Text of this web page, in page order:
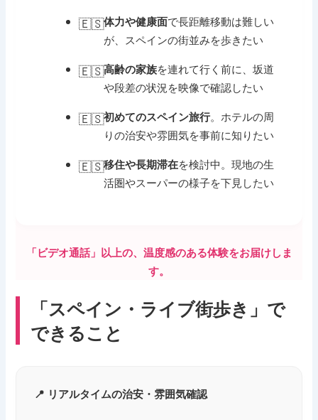
体力や健康面で長距離移動は難しい
が、スペインの街並みを歩きたい
高齢の家族を連れて行く前に、坂道
や段差の状況を映像で確認したい
初めてのスペイン旅行。ホテルの周
りの治安や雰囲気を事前に知りたい
移住や長期滞在を検討中。現地の生
活圏やスーパーの様子を下見したい
「ビデオ通話」以上の、温度感のある体験をお届けしま
す。
「スペイン・ライブ街歩き」で
できること
📍 リアルタイムの治安・雰囲気確認